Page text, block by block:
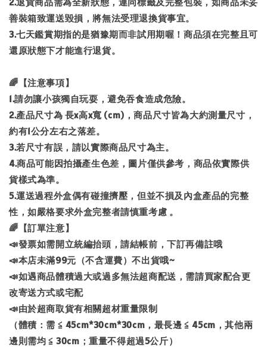
善裝箱致運送毀損，將無法受理退換貨事宜。
3.七天鑑賞期指的是猶豫期而非試用期喔！商品須在完整且可
還原狀態下才能進行退貨。
🌈【注意事項】
1.請勿讓小孩獨自玩耍，避免吞食造成危險。
2.產品尺寸為 長x高x寬 (cm)，商品尺寸皆為大約測量尺寸，
約有1公分左右之落差。
3.若尺寸有誤，請以實際商品尺寸為主。
4.商品可能因拍攝產生色差，圖片僅供參考，商品依實際供
貨樣式為準。
5.運送過程外盒偶有碰撞擠壓，但並不損及內盒產品的完整
性，如嚴格要求外盒完整者請慎重考慮 。
🌈【訂單注意】
📣發票如需開立統編抬頭，請結帳前，下訂再備註哦
📣本店未滿99元（不含運費）不出貨哦~
📣如遇商品體積過大或過多無法超商配送，需請買家配合更
改寄送方式或宅配
📣由於超商取貨有相關超材重量限制
（體積：需 ≦ 45cm*30cm*30cm，最長邊 ≦ 45cm，其他兩
邊則需均 ≦ 30cm；重量不得超過5公斤）